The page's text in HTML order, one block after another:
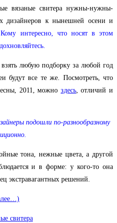
вязаные свитера нужны-нужны-
дизайнеров к нынешней осени и
Кому интересно, что носят в этом
любую подборку за любой год
будут все те же. Посмотреть, что
2011, можно здесь, отличий и
подошли по-разнообразному
тона, нежные цвета, а другой
и в форме: у кого-то она
экстравагантных решений.
свитера